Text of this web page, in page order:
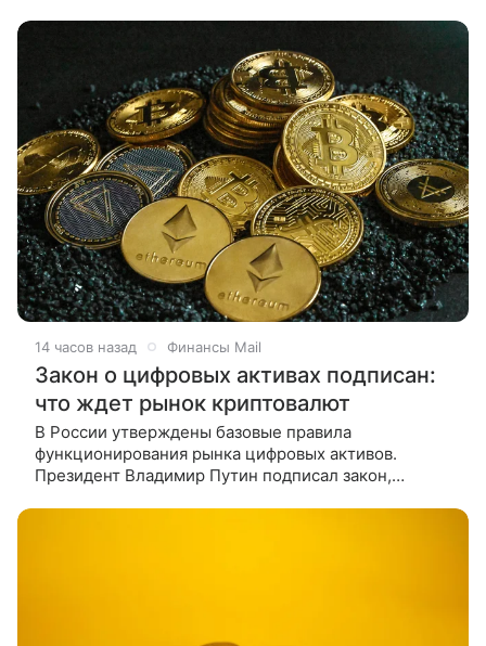
14 часов назад Финансы Mail
Закон о цифровых активах подписан:
что ждет рынок криптовалют
В России утверждены базовые правила
функционирования рынка цифровых активов.
Президент Владимир Путин подписал закон,